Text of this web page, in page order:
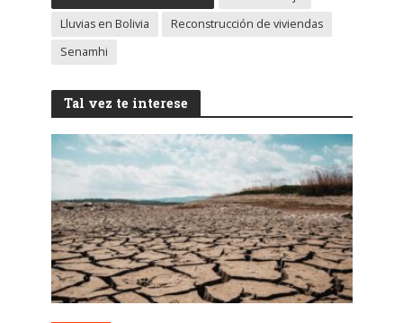
Lluvias en Bolivia
Reconstrucción de viviendas
Senamhi
Tal vez te interese